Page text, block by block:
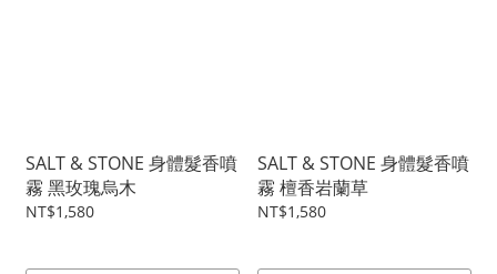
SALT & STONE 身體髮香噴
霧 黑玫瑰烏木
NT$1,580
SALT & STONE 身體髮香噴
霧 檀香岩蘭草
NT$1,580